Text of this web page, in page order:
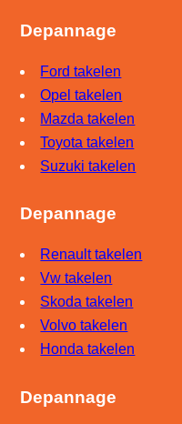
Depannage
Ford takelen
Opel takelen
Mazda takelen
Toyota takelen
Suzuki takelen
Depannage
Renault takelen
Vw takelen
Skoda takelen
Volvo takelen
Honda takelen
Depannage